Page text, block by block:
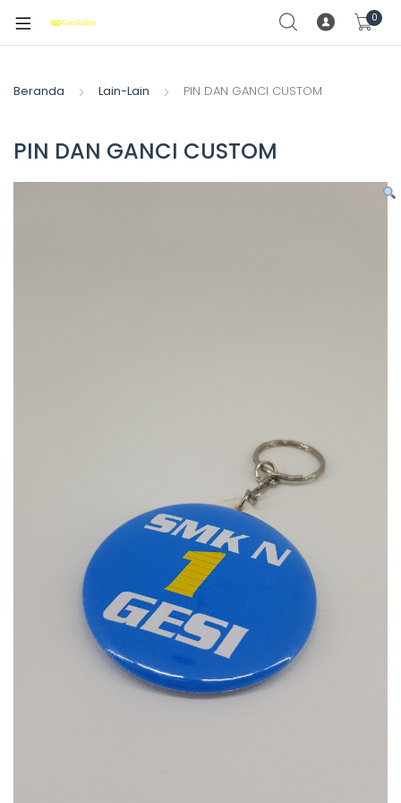
0
Beranda Lain-Lain PIN DAN GANCI CUSTOM
PIN DAN GANCI CUSTOM